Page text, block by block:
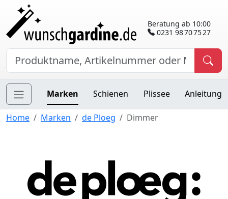
Beratung ab 10:00
0231 98 70 75 27
Marken Schienen Plissee Anleitung
Home Marken de Ploeg Dimmer